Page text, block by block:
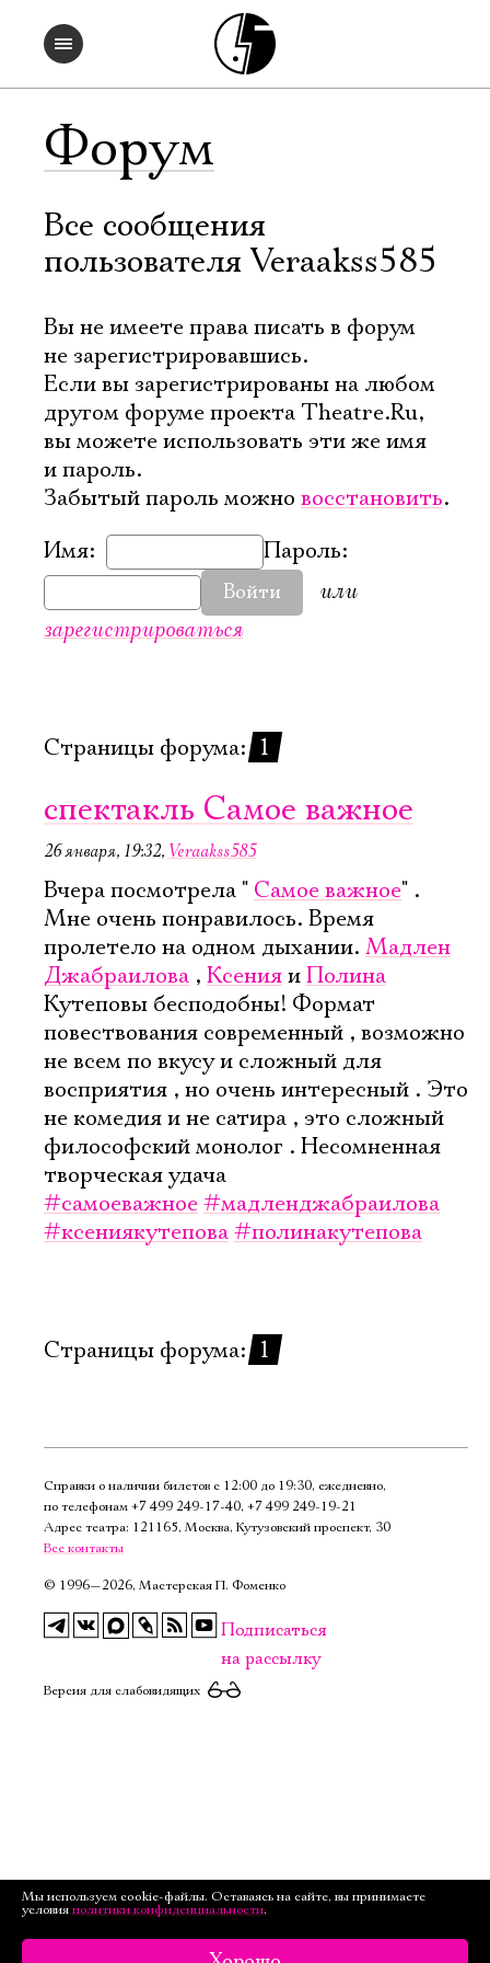
Форум
Все сообщения
пользователя Veraakss585
Вы не имеете права писать в форум
не зарегистрировавшись.
Если вы зарегистрированы на любом
другом форуме проекта Theatre.Ru,
вы можете использовать эти же имя
и пароль.
Забытый пароль можно восстановить.
Имя:
Пароль:
Войти
или
зарегистрироваться
Страницы форума: 1
спектакль Самое важное
26 января, 19:32, Veraakss585
Вчера посмотрела " Самое важное" .
Мне очень понравилось. Время
пролетело на одном дыхании. Мадлен
Джабраилова , КсенияиПолина
Кутеповы бесподобны! Формат
повествования современный , возможно
не всем по вкусу и сложный для
восприятия , но очень интересный . Это
не комедия и не сатира , это сложный
философский монолог . Несомненная
творческая удача
#самоеважное#мадленджабраилова
#ксениякутепова#полинакутепова
Страницы форума: 1
Справки о наличии билетов с 12:00 до 19:30, ежедневно,
по телефонам +7 499 249‑17‑40, +7 499 249‑19‑21
Адрес театра: 121165, Москва, Кутузовский проспект, 30
Все контакты
© 1996—2026, Мастерская П. Фоменко
Подписаться
на рассылку
Версия для слабовидящих
Электропочта
Имя
Ознакомиться
Мы используем cookie-файлы. Оставаясь на сайте, вы принимаете
условия политики конфиденциальности.